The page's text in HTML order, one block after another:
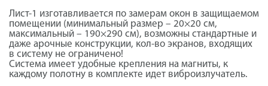
Лист-1 изготавливается по замерам окон в защищаемом
помещении (минимальный размер – 20×20 см,
максимальный – 190×290 см), возможны стандартные и
даже арочные конструкции, кол-во экранов, входящих
в систему не ограничено!
Система имеет удобные крепления на магниты, к
каждому полотну в комплекте идет виброизлучатель.